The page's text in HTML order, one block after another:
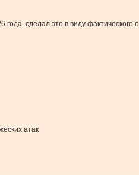
сделал это в виду фактического
атак